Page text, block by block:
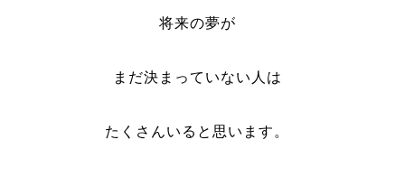
将来の夢が
まだ決まっていない人は
たくさんいると思います。